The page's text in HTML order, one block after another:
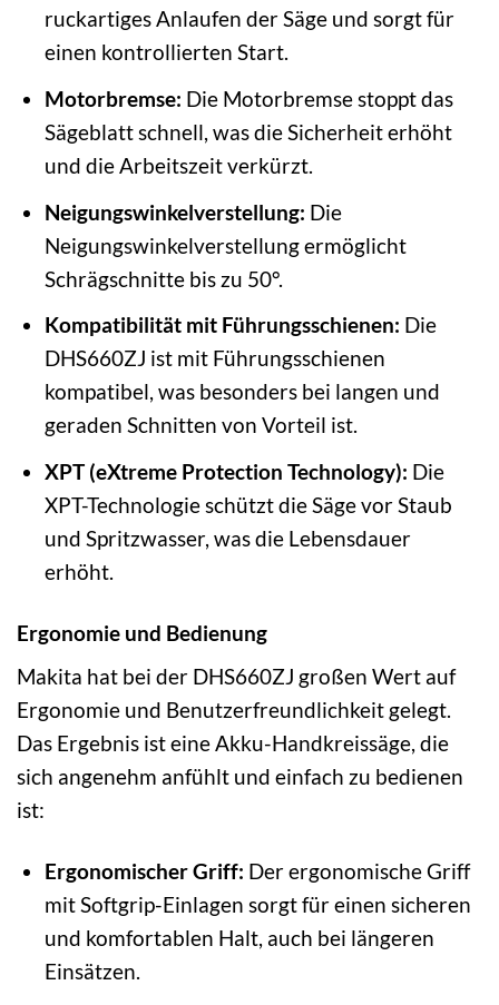
ruckartiges Anlaufen der Säge und sorgt für
einen kontrollierten Start.
Motorbremse: Die Motorbremse stoppt das
Sägeblatt schnell, was die Sicherheit erhöht
und die Arbeitszeit verkürzt.
Neigungswinkelverstellung: Die
Neigungswinkelverstellung ermöglicht
Schrägschnitte bis zu 50°.
Kompatibilität mit Führungsschienen: Die
DHS660ZJ ist mit Führungsschienen
kompatibel, was besonders bei langen und
geraden Schnitten von Vorteil ist.
XPT (eXtreme Protection Technology): Die
XPT-Technologie schützt die Säge vor Staub
und Spritzwasser, was die Lebensdauer
erhöht.
Ergonomie und Bedienung
Makita hat bei der DHS660ZJ großen Wert auf
Ergonomie und Benutzerfreundlichkeit gelegt.
Das Ergebnis ist eine Akku-Handkreissäge, die
sich angenehm anfühlt und einfach zu bedienen
ist:
Ergonomischer Griff: Der ergonomische Griff
mit Softgrip-Einlagen sorgt für einen sicheren
und komfortablen Halt, auch bei längeren
Einsätzen.